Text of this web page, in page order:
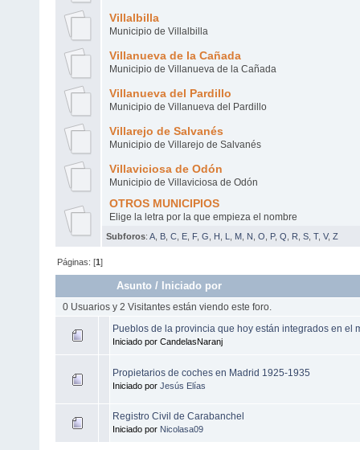
Villalbilla
Municipio de Villalbilla
Villanueva de la Cañada
Municipio de Villanueva de la Cañada
Villanueva del Pardillo
Municipio de Villanueva del Pardillo
Villarejo de Salvanés
Municipio de Villarejo de Salvanés
Villaviciosa de Odón
Municipio de Villaviciosa de Odón
OTROS MUNICIPIOS
Elige la letra por la que empieza el nombre
Subforos: A B C E F, G H L M N O P, Q R S T, V, Z
Páginas: [1]
Asunto / Iniciado por
0 Usuarios y 2 Visitantes están viendo este foro.
Pueblos de la provincia que hoy están integrados en el
Iniciado por CandelasNaranj
Propietarios de coches en Madrid 1925-1935
Iniciado por Jesús Elías
Registro Civil de Carabanchel
Iniciado por Nicolasa09